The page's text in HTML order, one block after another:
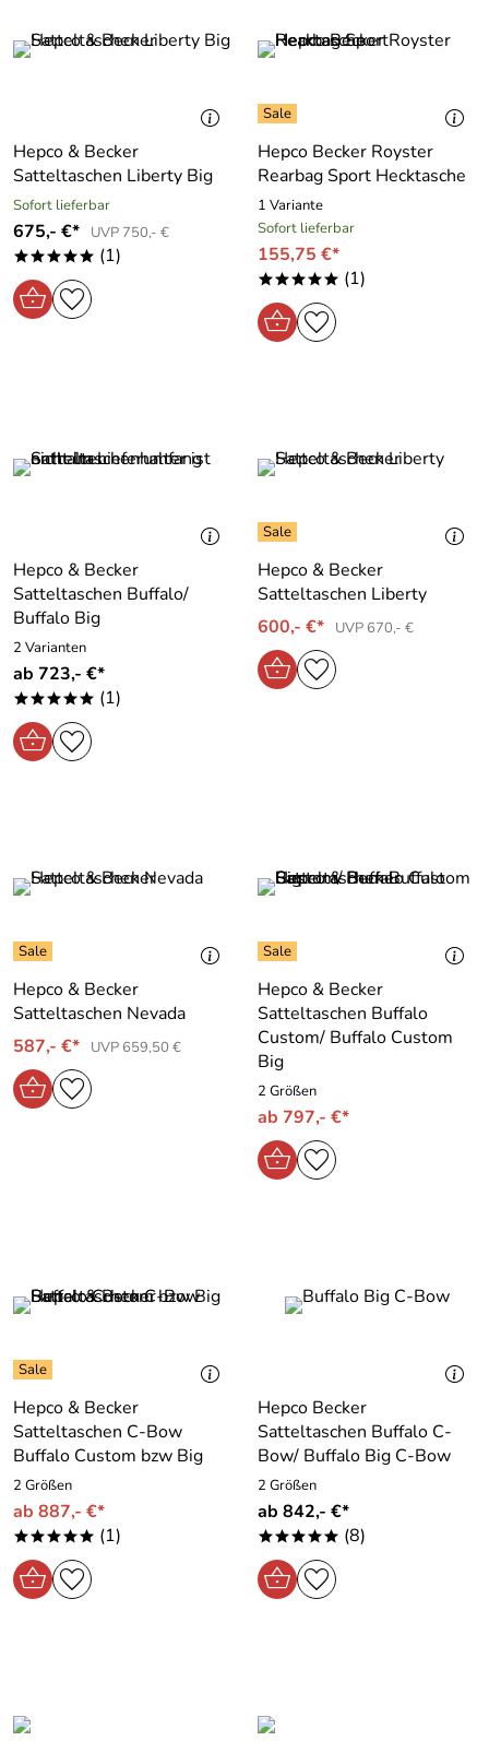
Hepco & Becker
Satteltaschen Liberty Big
Sofort lieferbar
675,- €* UVP 750,- €
***** (1)
Hepco Becker Royster
Rearbag Sport Hecktasche
1 Variante
Sofort lieferbar
155,75 €*
***** (1)
Hepco & Becker
Satteltaschen Buffalo/
Buffalo Big
2 Varianten
ab 723,- €*
***** (1)
Hepco & Becker
Satteltaschen Liberty
600,- €*
UVP 670,- €
Hepco & Becker
Satteltaschen Nevada
587,- €*
UVP 659,50 €
Hepco & Becker
Satteltaschen Buffalo
Custom/ Buffalo Custom
Big
2 Größen
ab 797,- €*
Hepco & Becker
Satteltaschen C-Bow
Buffalo Custom bzw Big
2 Größen
ab 887,- €*
***** (1)
Hepco Becker
Satteltaschen Buffalo C-
Bow/ Buffalo Big C-Bow
2 Größen
ab 842,- €*
***** (8)